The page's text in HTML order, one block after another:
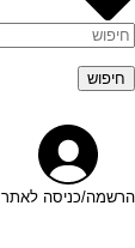
הרשמה/כניסה לאתר